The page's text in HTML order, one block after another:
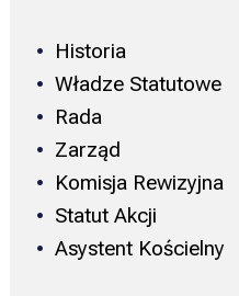
Historia
Władze Statutowe
Rada
Zarząd
Komisja Rewizyjna
Statut Akcji
Asystent Kościelny